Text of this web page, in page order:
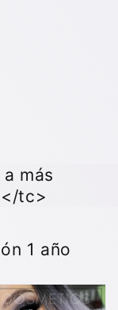
más
tc>
1 año